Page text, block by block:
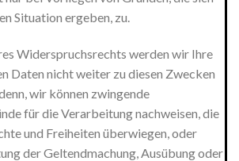
Situation ergeben, zu.
Widerspruchsrechts werden wir Ihre
Daten nicht weiter zu diesen Zwecken
wir können zwingende
für die Verarbeitung nachweisen, die
und Freiheiten überwiegen, oder
der Geltendmachung, Ausübung oder